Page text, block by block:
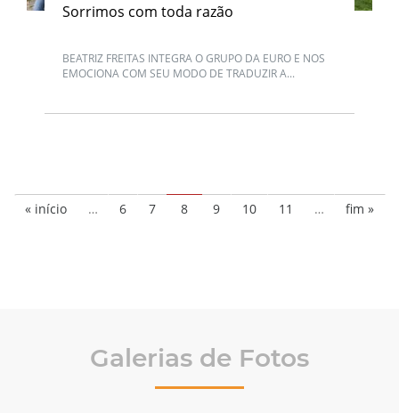
Sorrimos com toda razão
BEATRIZ FREITAS INTEGRA O GRUPO DA EURO E NOS
EMOCIONA COM SEU MODO DE TRADUZIR A...
« início … 6 7 8 9 10 11 … fim »
Galerias de Fotos